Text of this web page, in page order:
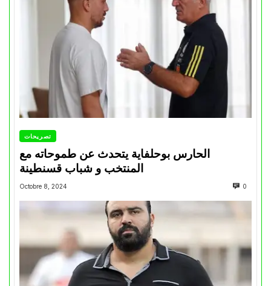
تصريحات
الحارس بوحلفاية يتحدث عن طموحاته مع
المنتخب و شباب قسنطينة
Octobre 8, 2024 0